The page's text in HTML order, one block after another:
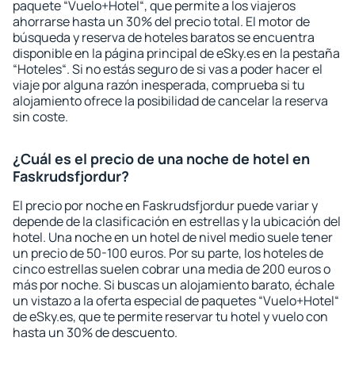
paquete “Vuelo+Hotel“, que permite a los viajeros
ahorrarse hasta un 30% del precio total. El motor de
búsqueda y reserva de hoteles baratos se encuentra
disponible en la página principal de eSky.es en la pestaña
“Hoteles“. Si no estás seguro de si vas a poder hacer el
viaje por alguna razón inesperada, comprueba si tu
alojamiento ofrece la posibilidad de cancelar la reserva
sin coste.
¿Cuál es el precio de una noche de hotel en
Faskrudsfjordur?
El precio por noche en Faskrudsfjordur puede variar y
depende de la clasificación en estrellas y la ubicación del
hotel. Una noche en un hotel de nivel medio suele tener
un precio de 50-100 euros. Por su parte, los hoteles de
cinco estrellas suelen cobrar una media de 200 euros o
más por noche. Si buscas un alojamiento barato, échale
un vistazo a la oferta especial de paquetes “Vuelo+Hotel“
de eSky.es, que te permite reservar tu hotel y vuelo con
hasta un 30% de descuento.